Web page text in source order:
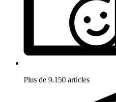
Plus de 9.150 articles